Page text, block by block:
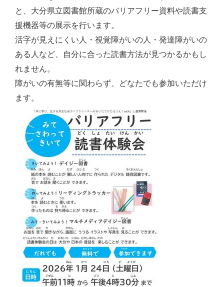
と、大分県立図書館所蔵のバリアフリー資料や読書支
援機器等の展示を行います。
活字が見えにくい人・視覚障がいの人・発達障がいの
ある人など、自分に合った読書方法が見つかるかもし
れません。
障がいの有無等に関わらず、どなたでも参加いただけ
ます。